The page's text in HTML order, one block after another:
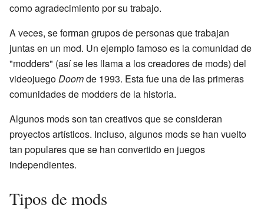
como agradecimiento por su trabajo.
A veces, se forman grupos de personas que trabajan
juntas en un mod. Un ejemplo famoso es la comunidad de
"modders" (así se les llama a los creadores de mods) del
videojuego Doomde 1993. Esta fue una de las primeras
comunidades de modders de la historia.
Algunos mods son tan creativos que se consideran
proyectos artísticos. Incluso, algunos mods se han vuelto
tan populares que se han convertido en juegos
independientes.
Tipos de mods